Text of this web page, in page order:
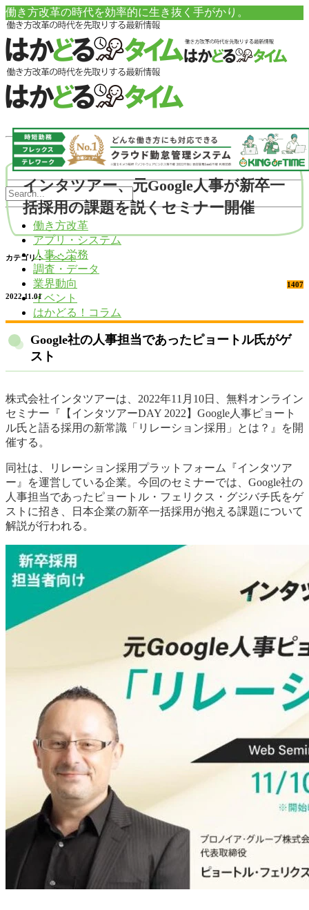
働き方改革の時代を効率的に生き抜く手がかり。
働き方改革
アプリ・システム
人事・労務
調査・データ
業界動向
イベント
はかどる！コラム
インタツアー、元Google人事が新卒一
括採用の課題を説くセミナー開催
カテゴリ： イベント
1407
2022.11.01
Google社の人事担当であったピョートル氏がゲ
スト
株式会社インタツアーは、2022年11月10日、無料オンライン
セミナー『【インタツアーDAY 2022】Google人事ピョート
ル氏と語る採用の新常識「リレーション採用」とは？』を開
催する。
同社は、リレーション採用プラットフォーム『インタツア
ー』を運営している企業。今回のセミナーでは、Google社の
人事担当であったピョートル・フェリクス・グジバチ氏をゲ
ストに招き、日本企業の新卒一括採用が抱える課題について
解説が行われる。